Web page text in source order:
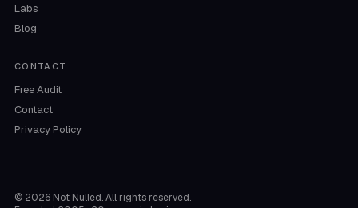
Labs
Blog
CONTACT
Free Audit
Contact
Privacy Policy
© 2026Not Nulled. All rights reserved.